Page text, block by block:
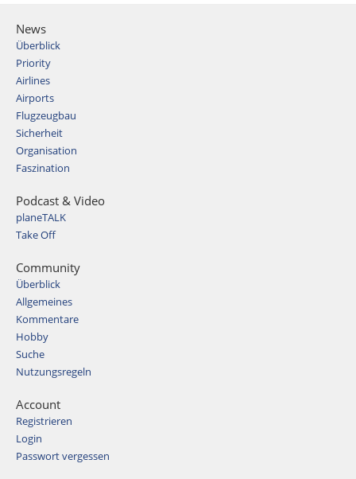
News
Überblick
Priority
Airlines
Airports
Flugzeugbau
Sicherheit
Organisation
Faszination
Podcast & Video
planeTALK
Take Off
Community
Überblick
Allgemeines
Kommentare
Hobby
Suche
Nutzungsregeln
Account
Registrieren
Login
Passwort vergessen